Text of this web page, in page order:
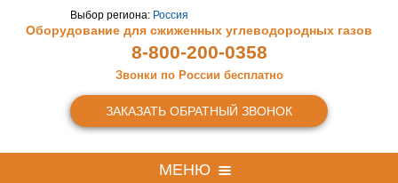
Выбор региона: Россия
Оборудование для сжиженных углеводородных газов
8-800-200-0358
Звонки по России бесплатно
ЗАКАЗАТЬ ОБРАТНЫЙ ЗВОНОК
МЕНЮ